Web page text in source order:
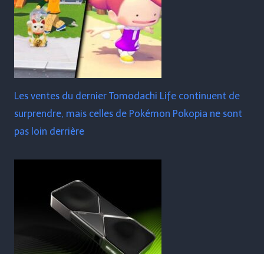
Les ventes du dernier Tomodachi Life continuent de
surprendre, mais celles de Pokémon Pokopia ne sont
pas loin derrière